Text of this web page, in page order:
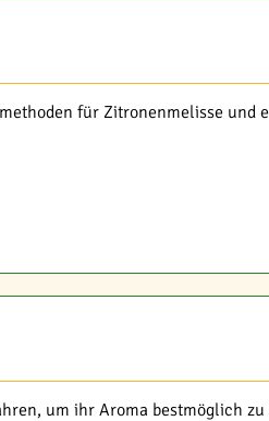
für Zitronenmelisse und
um ihr Aroma bestmöglich